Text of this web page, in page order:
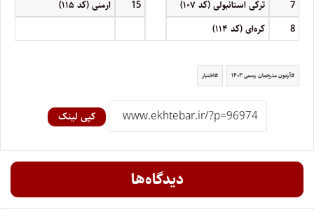
7 ترکی استانبولی (کد ۱۰۷) 15
ارمنی (کد ۱۱۵)
8
کره‌ای (کد ۱۱۴)
آزمون مترجمان رسمی ۱۴۰۳ اختبار
کپی لینک
دیدگاه‌ها